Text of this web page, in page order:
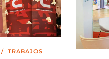
/TRABAJOS